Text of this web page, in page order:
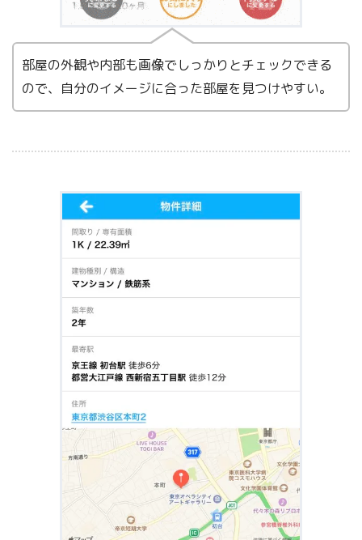
部屋の外観や内部も画像でしっかりとチェックできる
ので、自分のイメージに合った部屋を見つけやすい。